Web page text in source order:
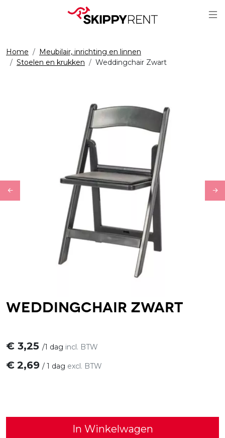
Home
Meubilair, inrichting en linnen
Stoelen en krukken
Weddingchair Zwart
Previous
Weddingchair Zwart
€ 3,25 /1 dag incl. BTW
€ 2,69 / 1 dag excl. BTW
In Winkelwagen